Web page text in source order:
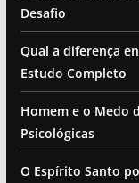
Desafio
Qual a diferença
Estudo Completo
Homem e o Medo
Psicológicas
O Espírito Santo